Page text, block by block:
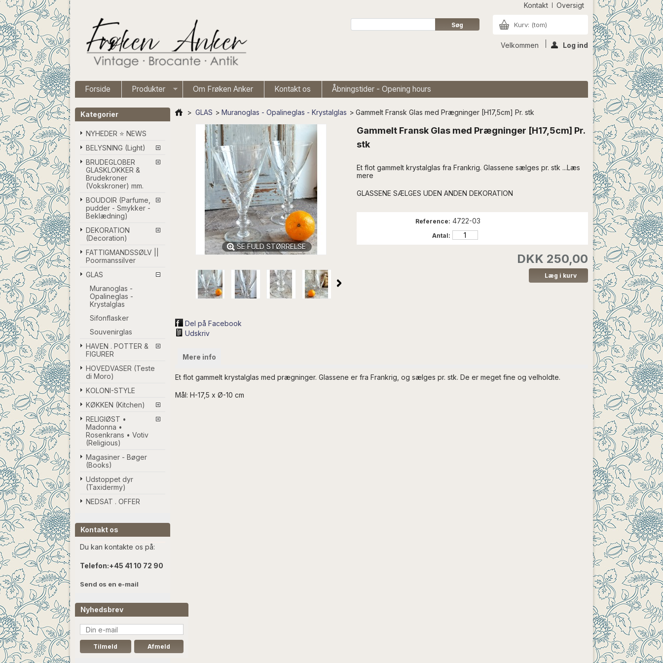
Kontakt Oversigt
Kurv: (tom)
Velkommen Log ind
Forside Produkter Om Frøken Anker Kontakt os Åbningstider - Opening hours
Kategorier
NYHEDER ⭐ NEWS
BELYSNING (Light)
BRUDEGLOBER
GLASKLOKKER &
Brudekroner
(Vokskroner) mm.
BOUDOIR (Parfume,
pudder - Smykker -
Beklædning)
DEKORATION
(Decoration)
FATTIGMANDSSØLV ||
Poormanssilver
GLAS
Muranoglas -
Opalineglas -
Krystalglas
Sifonflasker
Souvenirglas
HAVEN . POTTER &
FIGURER
HOVEDVASER (Teste
di Moro)
KOLONI-STYLE
KØKKEN (Kitchen)
RELIGIØST •
Madonna •
Rosenkrans • Votiv
(Religious)
Magasiner - Bøger
(Books)
Udstoppet dyr
(Taxidermy)
NEDSAT . OFFER
Kontakt os
Du kan kontakte os på:
Telefon:+45 41 10 72 90
Send os en e-mail
Nyhedsbrev
> GLAS > Muranoglas - Opalineglas - Krystalglas > Gammelt Fransk Glas med Prægninger [H17,5cm] Pr. stk
SE FULD STØRRELSE
Del på Facebook
Udskriv
Gammelt Fransk Glas med Prægninger [H17,5cm] Pr.
stk
Et flot gammelt krystalglas fra Frankrig. Glassene sælges pr. stk ...Læs
mere
GLASSENE SÆLGES UDEN ANDEN DEKORATION
Reference: 4722-03
Antal:
DKK 250,00
Mere info
Et flot gammelt krystalglas med prægninger. Glassene er fra Frankrig, og sælges pr. stk. De er meget fine og velholdte.
Mål: H-17,5 x Ø-10 cm